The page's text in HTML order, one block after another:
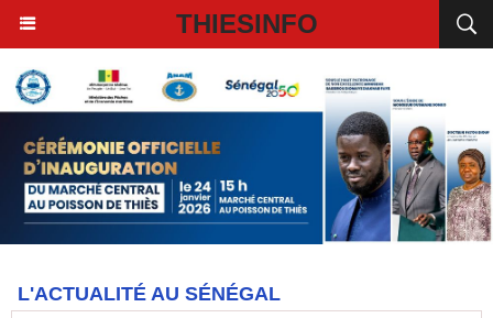
THIESINFO
L'ACTUALITÉ AU SÉNÉGAL